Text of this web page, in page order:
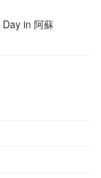
Day in 阿蘇